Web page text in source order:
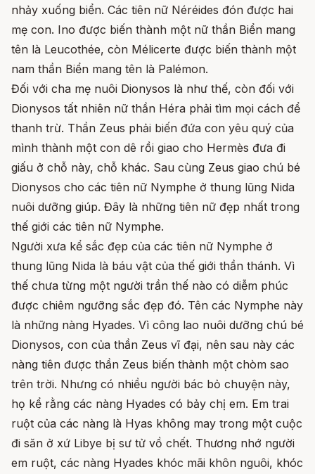
nhảy xuống biển. Các tiên nữ Néréides đón được hai
mẹ con. Ino được biến thành một nữ thần Biển mang
tên là Leucothée, còn Mélicerte được biến thành một
nam thần Biển mang tên là Palémon.
Đối với cha mẹ nuôi Dionysos là như thế, còn đối với
Dionysos tất nhiên nữ thần Héra phải tìm mọi cách để
thanh trừ. Thần Zeus phải biến đứa con yêu quý của
mình thành một con dê rồi giao cho Hermès đưa đi
giấu ở chỗ này, chỗ khác. Sau cùng Zeus giao chú bé
Dionysos cho các tiên nữ Nymphe ở thung lũng Nida
nuôi dưỡng giúp. Đây là những tiên nữ đẹp nhất trong
thế giới các tiên nữ Nymphe.
Người xưa kể sắc đẹp của các tiên nữ Nymphe ở
thung lũng Nida là báu vật của thế giới thần thánh. Vì
thế chưa từng một người trần thế nào có diễm phúc
được chiêm ngưỡng sắc đẹp đó. Tên các Nymphe này
là những nàng Hyades. Vì công lao nuôi dưỡng chú bé
Dionysos, con của thần Zeus vĩ đại, nên sau này các
nàng tiên được thần Zeus biến thành một chòm sao
trên trời. Nhưng có nhiều người bác bỏ chuyện này,
họ kể rằng các nàng Hyades có bảy chị em. Em trai
ruột của các nàng là Hyas không may trong một cuộc
đi săn ở xứ Libye bị sư tử vồ chết. Thương nhớ người
em ruột, các nàng Hyades khóc mãi khôn nguôi, khóc